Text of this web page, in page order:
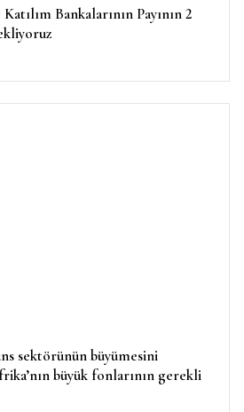
Bankalarının Payının 2
sektörünün büyümesini
büyük fonlarının gerekli